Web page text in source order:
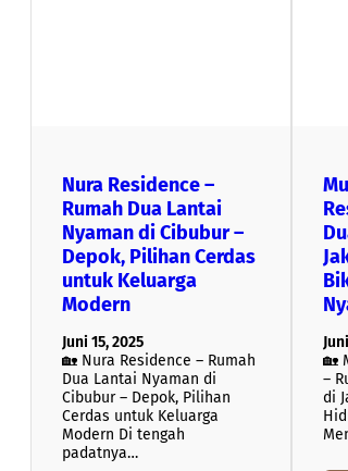
Nura Residence –
Rumah Dua Lantai
Nyaman di Cibubur –
Depok, Pilihan Cerdas
untuk Keluarga
Modern
Juni 15, 2025
🏡 Nura Residence – Rumah
Dua Lantai Nyaman di
Cibubur – Depok, Pilihan
Cerdas untuk Keluarga
Modern Di tengah
padatnya…
🏡
–
di